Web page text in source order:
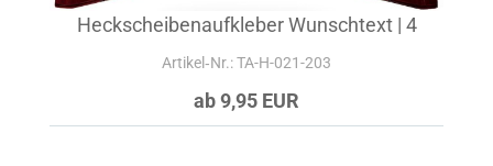
Heckscheibenaufkleber Wunschtext | 4
Artikel‑Nr.: TA-H-021-203
ab 9,95 EUR